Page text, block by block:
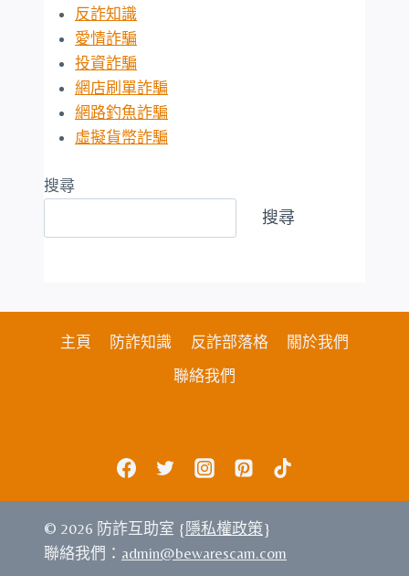
反詐知識
愛情詐騙
投資詐騙
網店刷單詐騙
網路釣魚詐騙
虛擬貨幣詐騙
搜尋
搜尋
主頁 防詐知識 反詐部落格
關於我們
聯絡我們
© 2026 防詐互助室 { 隱私權政策}
聯絡我們： admin@bewarescam.com